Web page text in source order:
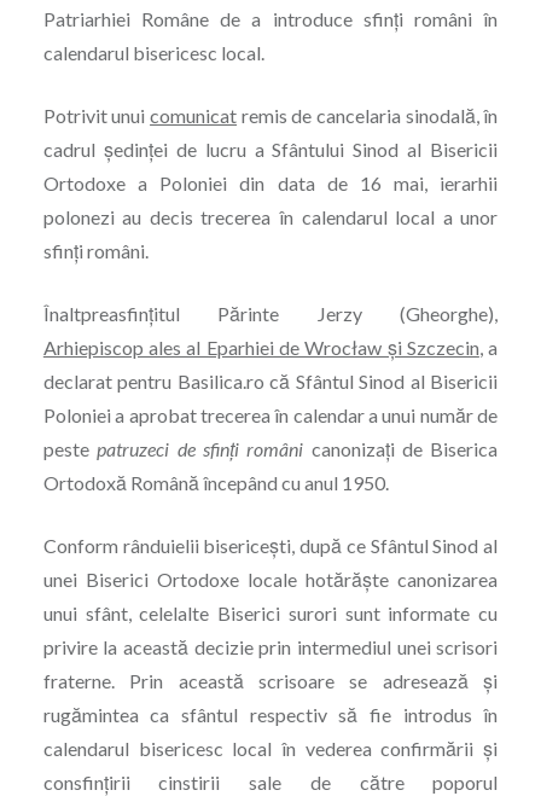
Patriarhiei Române de a introduce sfinţi români în
calendarul bisericesc local.
Potrivit unuicomunicat remis de cancelaria sinodală, în
cadrul şedinţei de lucru a Sfântului Sinod al Bisericii
Ortodoxe a Poloniei din data de 16 mai, ierarhii
polonezi au decis trecerea în calendarul local a unor
sfinţi români.
Înaltpreasfinţitul Părinte Jerzy (Gheorghe),
Arhiepiscop ales al Eparhiei de Wrocław și Szczecin, a
declarat pentru Basilica.ro că Sfântul Sinod al Bisericii
Poloniei a aprobat trecerea în calendar a unui număr de
pestepatruzeci de sfinţi români canonizaţi de Biserica
Ortodoxă Română începând cu anul 1950.
Conform rânduielii bisericeşti, după ce Sfântul Sinod al
unei Biserici Ortodoxe locale hotărăşte canonizarea
unui sfânt, celelalte Biserici surori sunt informate cu
privire la această decizie prin intermediul unei scrisori
fraterne. Prin această scrisoare se adresează şi
rugămintea ca sfântul respectiv să fie introdus în
calendarul bisericesc local în vederea confirmării şi
consfinţirii cinstirii sale de către poporul